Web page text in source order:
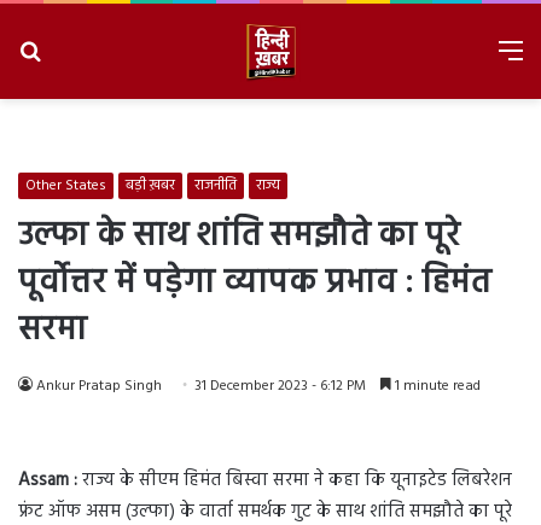
Other States बड़ी ख़बर राजनीति राज्य
उल्फा के साथ शांति समझौते का पूरे
पूर्वोत्तर में पड़ेगा व्यापक प्रभाव : हिमंत
सरमा
Ankur Pratap Singh 31 December 2023 - 6:12 PM 1 minute read
Assam :राज्य के सीएम हिमंत बिस्वा सरमा ने कहा कि यूनाइटेड लिबरेशन
फ्रंट ऑफ असम (उल्फा) के वार्ता समर्थक गुट के साथ शांति समझौते का पूरे